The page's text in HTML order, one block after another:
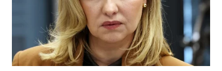
KARAWANG
WN
BEKASI